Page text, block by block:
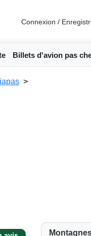
Connexion /
Billets d'avion pas